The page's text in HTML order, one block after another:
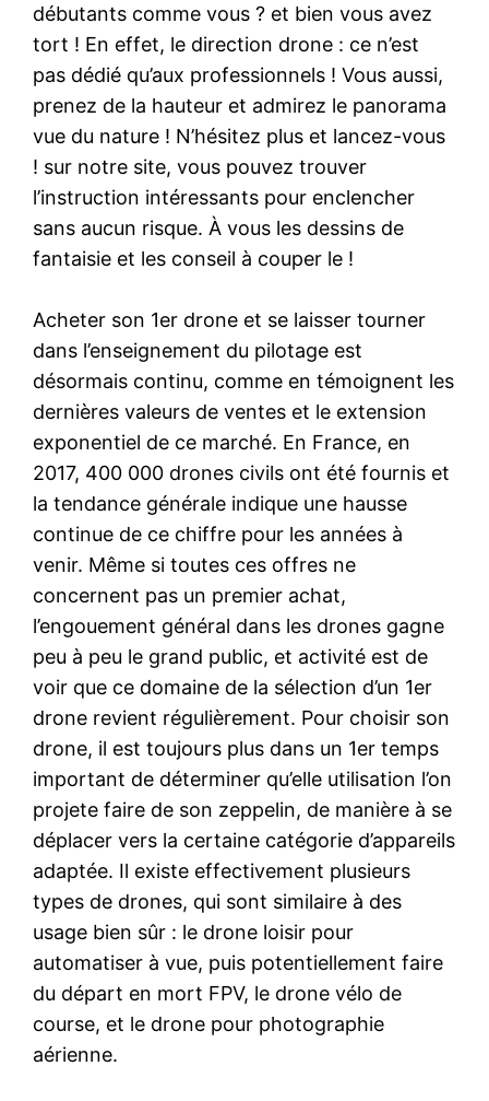
débutants comme vous ? et bien vous avez
tort ! En effet, le direction drone : ce n’est
pas dédié qu’aux professionnels ! Vous aussi,
prenez de la hauteur et admirez le panorama
vue du nature ! N’hésitez plus et lancez-vous
! sur notre site, vous pouvez trouver
l’instruction intéressants pour enclencher
sans aucun risque. À vous les dessins de
fantaisie et les conseil à couper le !
Acheter son 1er drone et se laisser tourner
dans l’enseignement du pilotage est
désormais continu, comme en témoignent les
dernières valeurs de ventes et le extension
exponentiel de ce marché. En France, en
2017, 400 000 drones civils ont été fournis et
la tendance générale indique une hausse
continue de ce chiffre pour les années à
venir. Même si toutes ces offres ne
concernent pas un premier achat,
l’engouement général dans les drones gagne
peu à peu le grand public, et activité est de
voir que ce domaine de la sélection d’un 1er
drone revient régulièrement. Pour choisir son
drone, il est toujours plus dans un 1er temps
important de déterminer qu’elle utilisation l’on
projete faire de son zeppelin, de manière à se
déplacer vers la certaine catégorie d’appareils
adaptée. Il existe effectivement plusieurs
types de drones, qui sont similaire à des
usage bien sûr : le drone loisir pour
automatiser à vue, puis potentiellement faire
du départ en mort FPV, le drone vélo de
course, et le drone pour photographie
aérienne.